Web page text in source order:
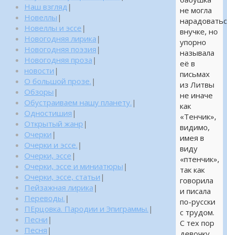
не могла
внучке, но
упорно
называла
её в
письмах
из Литвы
не иначе
как
«Тенчик»,
видимо,
имея в
виду
«птенчик»,
так как
говорила
и писала
по-русски
с трудом.
С тех пор
Наш взгляд |
Новеллы |
Новеллы и эссе |
Новогодняя лирика |
Новогодняя поэзия |
Новогодняя проза |
новости |
О большой прозе. |
Обзоры |
Обустраиваем нашу планету. |
Одностишия |
Открытый жанр |
Очерки |
Очерки и эссе. |
Очерки, эссе |
Очерки, эссе и миниатюры |
Очерки, эссе, статьи |
Пейзажная лирика |
Переводы. |
ПЕрцовка. Пародии и Эпиграммы. |
Песни |
Песня |